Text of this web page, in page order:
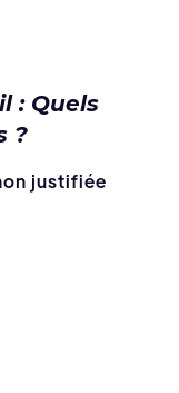
: Quels
?
justifiée